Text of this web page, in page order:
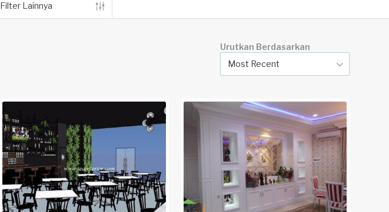
Filter Lainnya
Urutkan Berdasarkan
Most Recent